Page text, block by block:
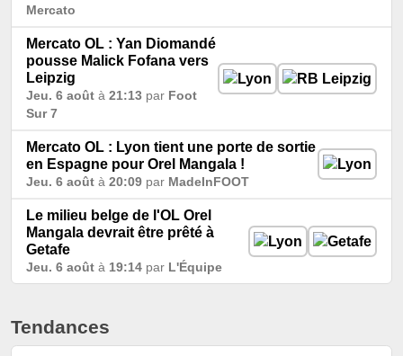
Mercato
Mercato OL : Yan Diomandé
pousse Malick Fofana vers
Leipzig
Jeu. 6 août à 21:13 par Foot
Sur 7
Mercato OL : Lyon tient une porte de sortie
en Espagne pour Orel Mangala !
Jeu. 6 août à 20:09 par MadeInFOOT
Le milieu belge de l'OL Orel
Mangala devrait être prêté à
Getafe
Jeu. 6 août à 19:14 par L'Équipe
Tendances